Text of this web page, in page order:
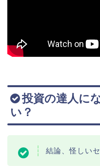
投資の達人に
い？
結論、怪しい